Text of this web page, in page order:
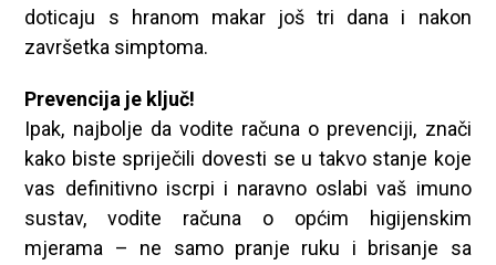
doticaju s hranom makar još tri dana i nakon
završetka simptoma.
Prevencija je ključ!
Ipak, najbolje da vodite računa o prevenciji, znači
kako biste spriječili dovesti se u takvo stanje koje
vas definitivno iscrpi i naravno oslabi vaš imuno
sustav, vodite računa o općim higijenskim
mjerama – ne samo pranje ruku i brisanje sa